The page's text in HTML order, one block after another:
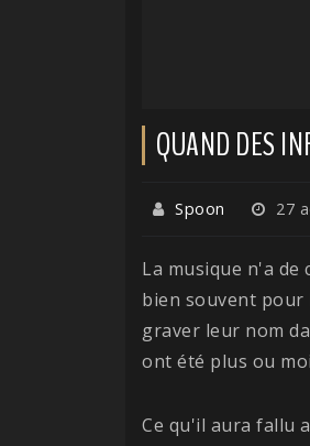
QUAND DES
Spoon 27
La musique n'a
bien souvent
graver leur nom
ont été plus ou
Ce qu'il aura fallu